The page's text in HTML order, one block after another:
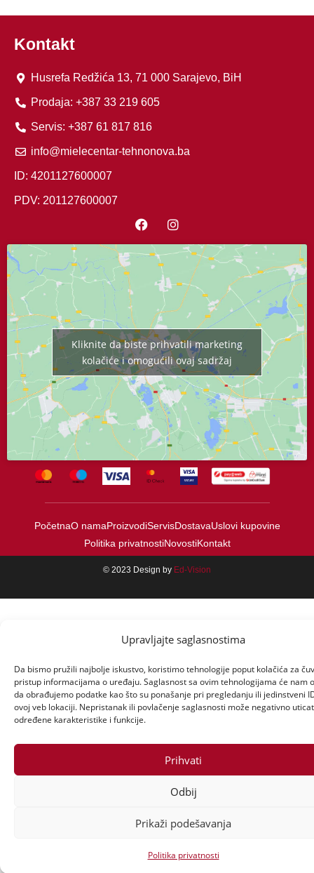
Upravljajte saglasnostima
Da bismo pružili najbolje iskustvo, koristimo tehnologije poput kolačića za
pristup informacijama o uređaju. Saglasnost sa ovim tehnologijama će nam
da obrađujemo podatke kao što su ponašanje pri pregledanju ili jedinstveni
ovoj veb lokaciji. Nepristanak ili povlačenje saglasnosti može negativno
određene karakteristike i funkcije.
Prihvati
Odbij
Prikaži podešavanja
Politika privatnosti
Kliknite da biste prihvatili marketing
kolačiće i omogućili ovaj sadržaj
Kontakt
Husrefa Redžića 13, 71 000 Sarajevo, BiH
Prodaja: +387 33 219 605
Servis: +387 61 817 816
info@mielecentar-tehnonova.ba
ID: 4201127600007
PDV: 201127600007
PočetnaO namaProizvodiServisDostavaUslovi kupovine
Politika privatnostiNovostiKontakt
© 2023 Design by Ed-Vision